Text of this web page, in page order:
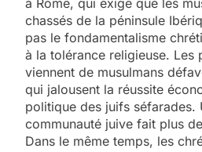
à Rome, qui exige que les
chassés de la péninsule
pas le fondamentalisme
à la tolérance religieuse. Les
viennent de musulmans
qui jalousent la réussite
politique des juifs séfarades.
communauté juive fait plus
Dans le même temps, les